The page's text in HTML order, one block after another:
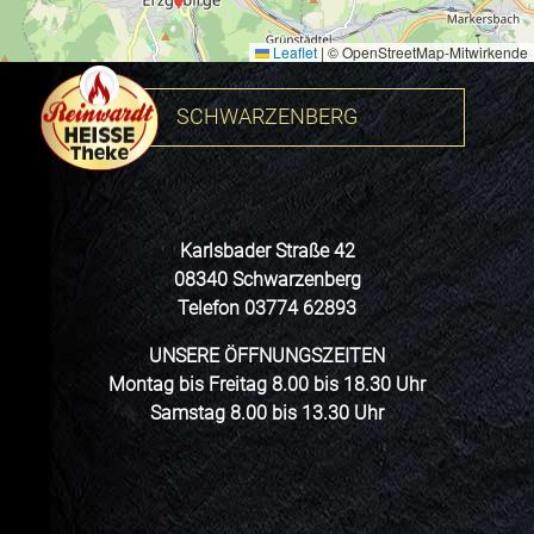
Leaflet|© OpenStreetMap-Mitwirkende
SCHWARZENBERG
Karlsbader Straße 42
08340 Schwarzenberg
Telefon 03774 62893
UNSERE ÖFFNUNGSZEITEN
Montag bis Freitag 8.00 bis 18.30 Uhr
Samstag 8.00 bis 13.30 Uhr